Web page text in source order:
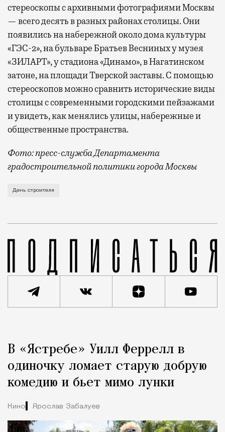
стереоскопы с архивными фотографиями Москвы
— всего десять в разных районах столицы. Они
появились на набережной около дома культуры
«ГЭС-2», на бульваре Братьев Весниных у музея
«ЗИЛАРТ», у стадиона «Динамо», в Нагатинском
затоне, на площади Тверской заставы. С помощью
стереоскопов можно сравнить исторические виды
столицы с современными городскими пейзажами
и увидеть, как менялись улицы, набережные и
общественные пространства.
Фото: пресс-служба Департамента
градостроительной политики города Москвы
В этом году профессиональный праздник День
День строителя
Город
В «Ястребе» Уилл Феррелл в
одиночку ломает старую добрую
комедию и бьет мимо лунки
Кино Ярослав Забалуев